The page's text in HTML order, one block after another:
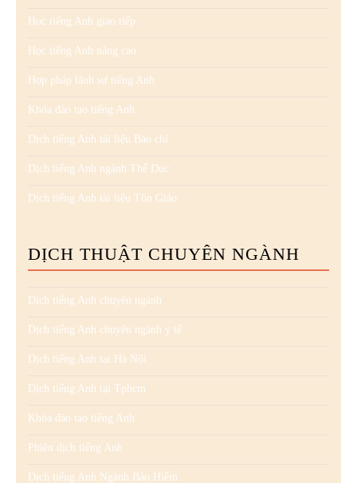
Học tiếng Anh giao tiếp
Học tiếng Anh nâng cao
Hợp pháp lãnh sự tiếng Anh
Khóa đào tạo tiếng Anh
Dịch tiếng Anh tài liệu Báo chí
Dịch tiếng Anh ngành Thể Dục
Dịch tiếng Anh tài liệu Tôn Giáo
DỊCH THUẬT CHUYÊN NGÀNH
Dịch tiếng Anh chuyên ngành
Dịch tiếng Anh chuyên ngành y tế
Dịch tiếng Anh tại Hà Nội
Dịch tiếng Anh tại Tphcm
Khóa đào tạo tiếng Anh
Phiên dịch tiếng Anh
Dịch tiếng Anh Ngành Bảo Hiểm